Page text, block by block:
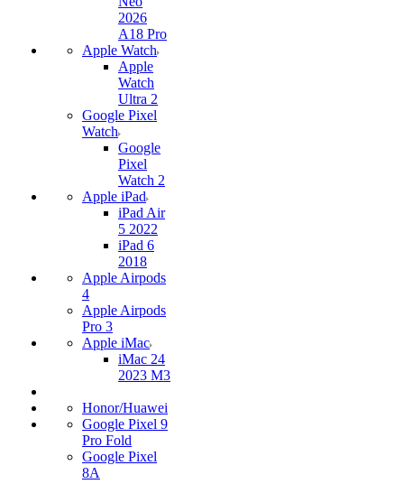
2026
A18 Pro
Apple Watch
Apple
Watch
Ultra 2
Google Pixel
Watch
Google
Pixel
Watch 2
Apple iPad
iPad Air
5 2022
iPad 6
2018
Apple Airpods
4
Apple Airpods
Pro 3
Apple iMac
iMac 24
2023 M3
Honor/Huawei
Google Pixel 9
Pro Fold
Google Pixel
8A